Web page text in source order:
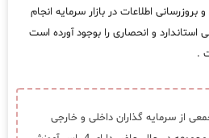
اطلاعات در بازار سرمایه انجام
و انحصاری را بوجود آورده است
.
2008 بواسطه جمعی از سرمایه گذاران داخلی و خارجی